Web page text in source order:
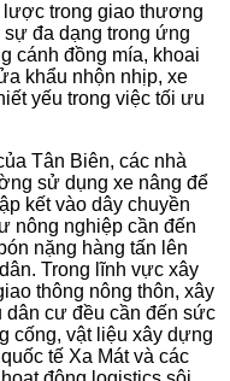
trong giao thương
đa dạng trong ứng
cánh đồng mía, khoai
khẩu nhộn nhịp, xe
yếu trong việc tối ưu
Tân Biên, các nhà
sử dụng xe nâng để
kết vào dây chuyền
nông nghiệp cần đến
nặng hàng tấn lên
Trong lĩnh vực xây
thông nông thôn, xây
dân cư đều cần đến sức
cống, vật liệu xây dựng
tế Xa Mát và các